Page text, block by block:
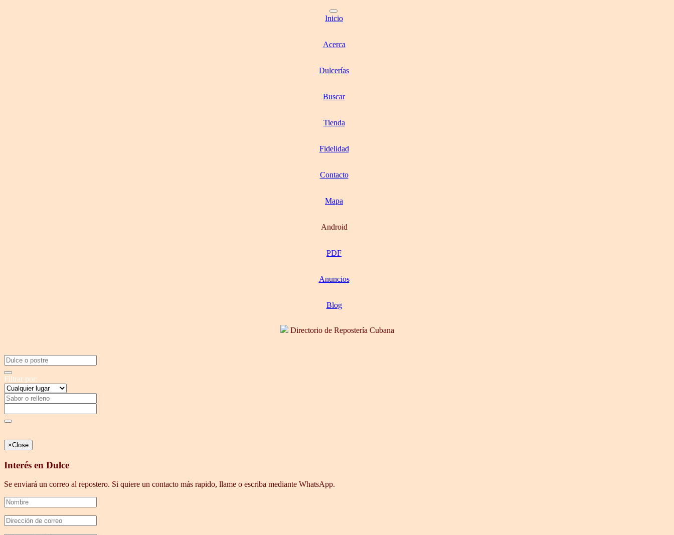
Inicio
Acerca
Dulcerías
Buscar
Tienda
Fidelidad
Contacto
Mapa
Android
PDF
Anuncios
Blog
Directorio de Repostería Cubana
Filtrar por:
×Close
Interés en Dulce
Se enviará un correo al repostero. Si quiere un contacto más rapido, llame o escriba mediante WhatsApp.